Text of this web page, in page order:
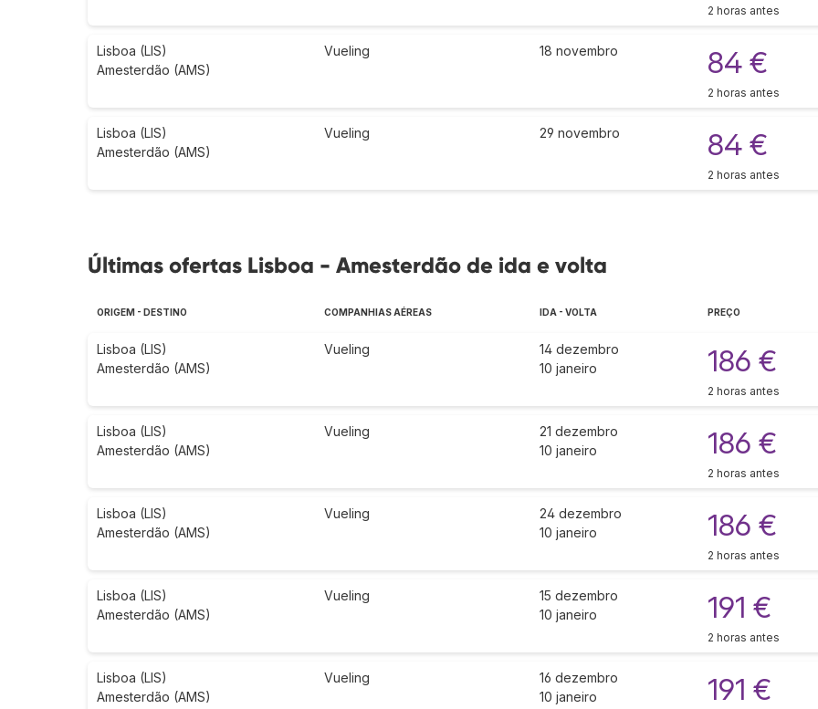
2 horas antes
Lisboa (LIS)
Amesterdão (AMS)
Vueling 18 novembro 84 €
2 horas antes
Lisboa (LIS)
Amesterdão (AMS)
Vueling 29 novembro 84 €
2 horas antes
Últimas ofertas Lisboa - Amesterdão de ida e volta
ORIGEM - DESTINO COMPANHIAS AÉREAS IDA - VOLTA PREÇO
Lisboa (LIS)
Amesterdão (AMS)
Vueling
14 dezembro
10 janeiro
186 €
2 horas antes
Lisboa (LIS)
Amesterdão (AMS)
Vueling
21 dezembro
10 janeiro
186 €
2 horas antes
Lisboa (LIS)
Amesterdão (AMS)
Vueling
24 dezembro
10 janeiro
186 €
2 horas antes
Lisboa (LIS)
Amesterdão (AMS)
Vueling
15 dezembro
10 janeiro
191 €
2 horas antes
Lisboa (LIS)
Amesterdão (AMS)
Vueling
16 dezembro
10 janeiro
191 €